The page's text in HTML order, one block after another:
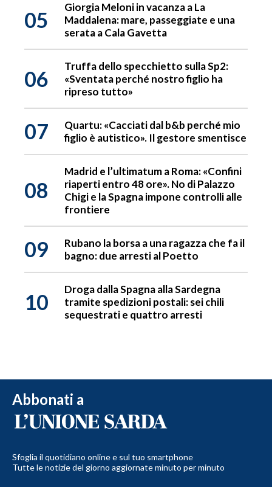
05
Giorgia Meloni in vacanza a La
Maddalena: mare, passeggiate e una
serata a Cala Gavetta
06
Truffa dello specchietto sulla Sp2:
«Sventata perché nostro figlio ha
ripreso tutto»
07
Quartu: «Cacciati dal b&b perché mio
figlio è autistico». Il gestore smentisce
08
Madrid e l’ultimatum a Roma: «Confini
riaperti entro 48 ore». No di Palazzo
Chigi e la Spagna impone controlli alle
frontiere
09
Rubano la borsa a una ragazza che fa il
bagno: due arresti al Poetto
10
Droga dalla Spagna alla Sardegna
tramite spedizioni postali: sei chili
sequestrati e quattro arresti
Abbonati a
Sfoglia il quotidiano online e sul tuo smartphone
Tutte le notizie del giorno aggiornate minuto per minuto